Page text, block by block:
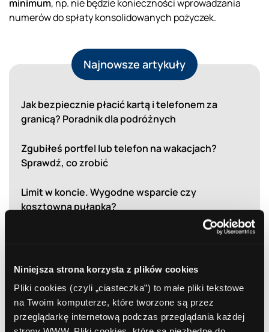
Niniejsza strona korzysta z plików cookies
Pliki cookies (czyli „ciasteczka”) to małe pliki tekstowe
na Twoim komputerze, które tworzone są przez
przeglądarkę internetową podczas przeglądania każdej
minimum, np. nie będzie konieczności wprowadzania
numerów do spłaty konsolidowanych pożyczek.
Najnowsze artykuły
Jak bezpiecznie płacić kartą i telefonem za
granicą? Poradnik dla podróżnych
Zgubiłeś portfel lub telefon na wakacjach?
Sprawdź, co zrobić
Limit w koncie. Wygodne wsparcie czy
kosztowna pułapka?
Bezpieczna bankowość internetowa. Jak chronić
mieć ją przed wakacjami?